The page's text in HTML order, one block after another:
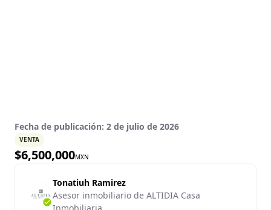
Fecha de publicación: 2 de julio de 2026
VENTA
$6,500,000MXN
Tonatiuh Ramirez
Asesor inmobiliario de ALTIDIA Casa